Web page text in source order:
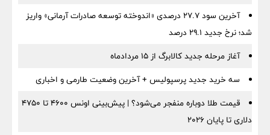
آخرین سود ۲۷.۷ درصدی «اندوخته توسعه صادرات آرمانی» واریز
شد؛ نرخ جدید ۲۹.۱ درصد
آغاز مرحله جدید کالابرگ از ۱۵ مردادماه
سه خرید جدید پرسپولیس + آخرین وضعیت طارمی و اخباری
قیمت طلا دوباره منفجر می‌شود؟ | پیش‌بینی اونس ۴۶۰۰ تا ۴۷۵۰
دلاری تا پایان ۲۰۲۶